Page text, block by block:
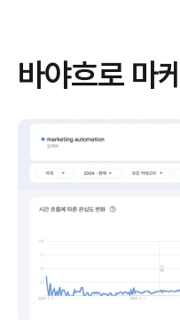
바야흐로 마